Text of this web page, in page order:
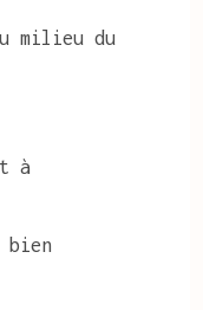
milieu du
à
bien